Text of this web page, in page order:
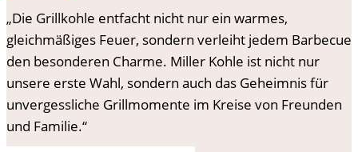
„Die Grillkohle entfacht nicht nur ein warmes,
gleichmäßiges Feuer, sondern verleiht jedem Barbecue
den besonderen Charme. Miller Kohle ist nicht nur
unsere erste Wahl, sondern auch das Geheimnis für
unvergessliche Grillmomente im Kreise von Freunden
und Familie.“